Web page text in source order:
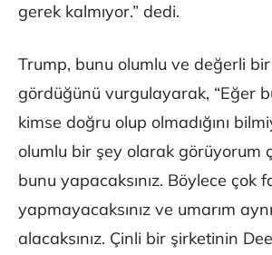
gerek kalmıyor.” dedi.
Trump, bunu olumlu ve değerli
gördüğünü vurgulayarak, “Eğer
kimse doğru olup olmadığını
olumlu bir şey olarak görüyorum
bunu yapacaksınız. Böylece çok
yapmayacaksınız ve umarım
alacaksınız. Çinli bir şirketinin